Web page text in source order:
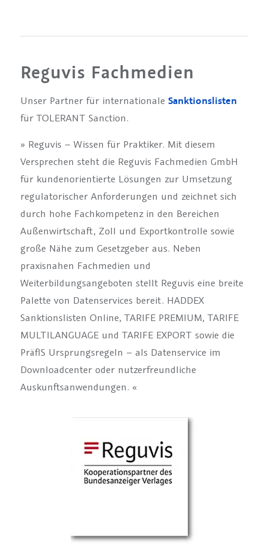
Reguvis Fachmedien
Unser Partner für internationale Sanktionslisten
für TOLERANT Sanction.
» Reguvis – Wissen für Praktiker. Mit diesem
Versprechen steht die Reguvis Fachmedien GmbH
für kundenorientierte Lösungen zur Umsetzung
regulatorischer Anforderungen und zeichnet sich
durch hohe Fachkompetenz in den Bereichen
Außenwirtschaft, Zoll und Exportkontrolle sowie
große Nähe zum Gesetzgeber aus. Neben
praxisnahen Fachmedien und
Weiterbildungsangeboten stellt Reguvis eine breite
Palette von Datenservices bereit. HADDEX
Sanktionslisten Online, TARIFE PREMIUM, TARIFE
MULTILANGUAGE und TARIFE EXPORT sowie die
PräfIS Ursprungsregeln – als Datenservice im
Downloadcenter oder nutzerfreundliche
Auskunftsanwendungen. «